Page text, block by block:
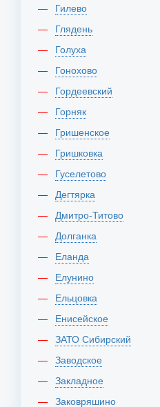
Гилево
Глядень
Голуха
Гонохово
Гордеевский
Горняк
Гришенское
Гришковка
Гуселетово
Дегтярка
Дмитро-Титово
Долганка
Еланда
Елунино
Ельцовка
Енисейское
ЗАТО Сибирский
Заводское
Закладное
Заковряшино